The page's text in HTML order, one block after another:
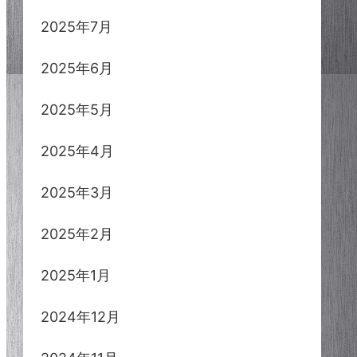
2025年7月
2025年6月
2025年5月
2025年4月
2025年3月
2025年2月
2025年1月
2024年12月